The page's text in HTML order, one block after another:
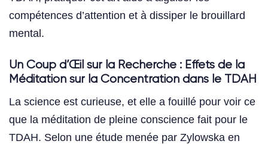
compétences d’attention et à dissiper le brouillard
mental.
Un Coup d’Œil sur la Recherche : Effets de la
Méditation sur la Concentration dans le TDAH
La science est curieuse, et elle a fouillé pour voir ce
que la méditation de pleine conscience fait pour le
TDAH. Selon une étude menée par Zylowska en